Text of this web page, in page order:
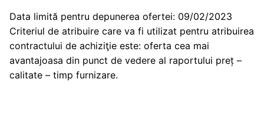
Data limită pentru depunerea ofertei: 09/02/2023
Criteriul de atribuire care va fi utilizat pentru atribuirea
contractului de achiziţie este: oferta cea mai
avantajoasa din punct de vedere al raportului preț –
calitate – timp furnizare.